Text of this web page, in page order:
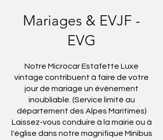
Mariages & EVJF -
EVG
Notre Microcar Estafette Luxe
vintage contribuent à faire de votre
jour de mariage un événement
inoubliable. (Service limité au
département des Alpes Maritimes)
Laissez-vous conduire à la mairie ou à
l'église dans notre magnifique Minibus